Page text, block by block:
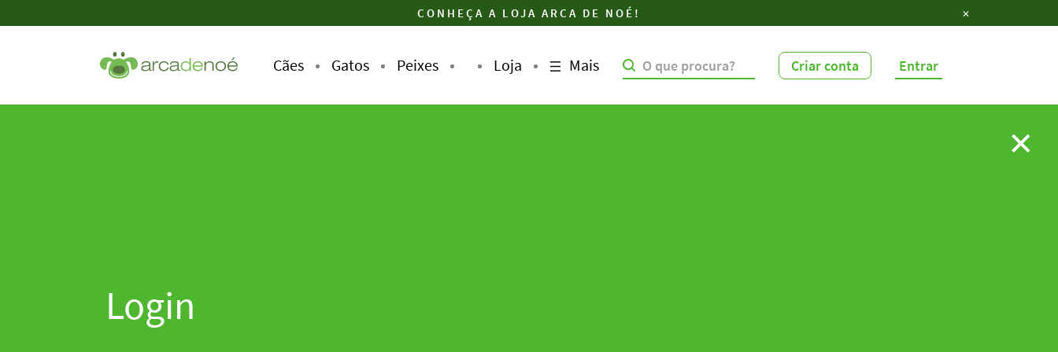
CONHEÇA A LOJA ARCA DE NOÉ! ✕
Cães Gatos Peixes Loja Mais Criar conta Entrar
✕
Login